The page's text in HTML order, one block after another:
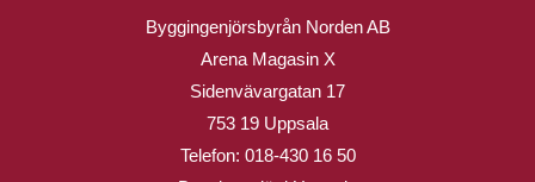
Byggingenjörsbyrån Norden AB
Arena Magasin X
Sidenvävargatan 17
753 19 Uppsala
Telefon: 018-430 16 50